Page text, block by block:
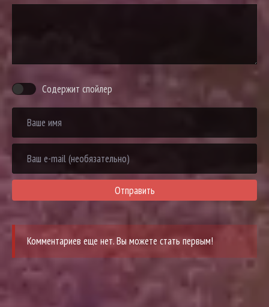
Содержит спойлер
Отправить
Комментариев еще нет. Вы можете стать первым!